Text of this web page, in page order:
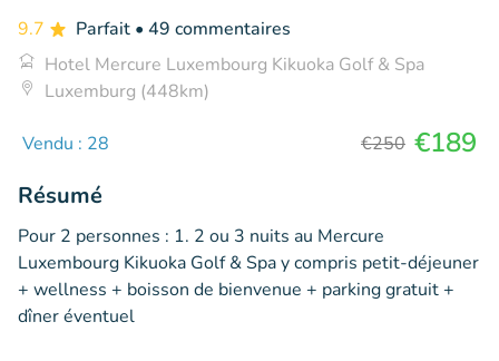
9.7 Parfait • 49 commentaires
Hotel Mercure Luxembourg Kikuoka Golf & Spa
Luxemburg (448km)
Vendu : 28 €250 €189
Résumé
Pour 2 personnes : 1. 2 ou 3 nuits au Mercure
Luxembourg Kikuoka Golf & Spa y compris petit-déjeuner
+ wellness + boisson de bienvenue + parking gratuit +
dîner éventuel